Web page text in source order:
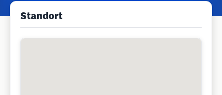
Standort